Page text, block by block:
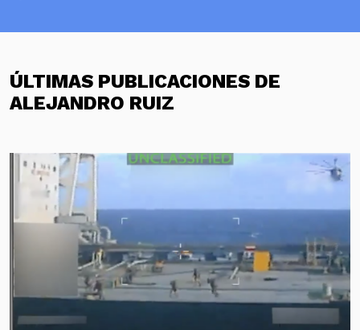
ÚLTIMAS PUBLICACIONES DE
ALEJANDRO RUIZ